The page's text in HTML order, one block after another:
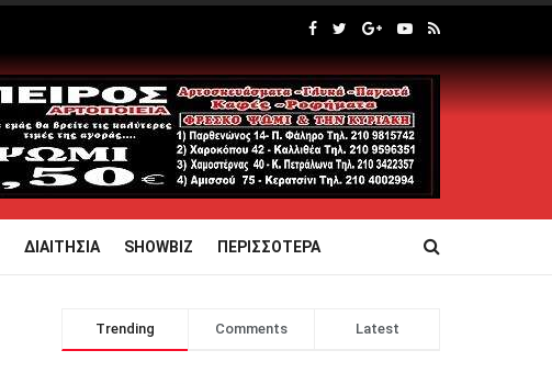
ΔΙΑΙΤΗΣΙΑ SHOWBIZ ΠΕΡΙΣΣΟΤΕΡΑ
Trending Comments Latest